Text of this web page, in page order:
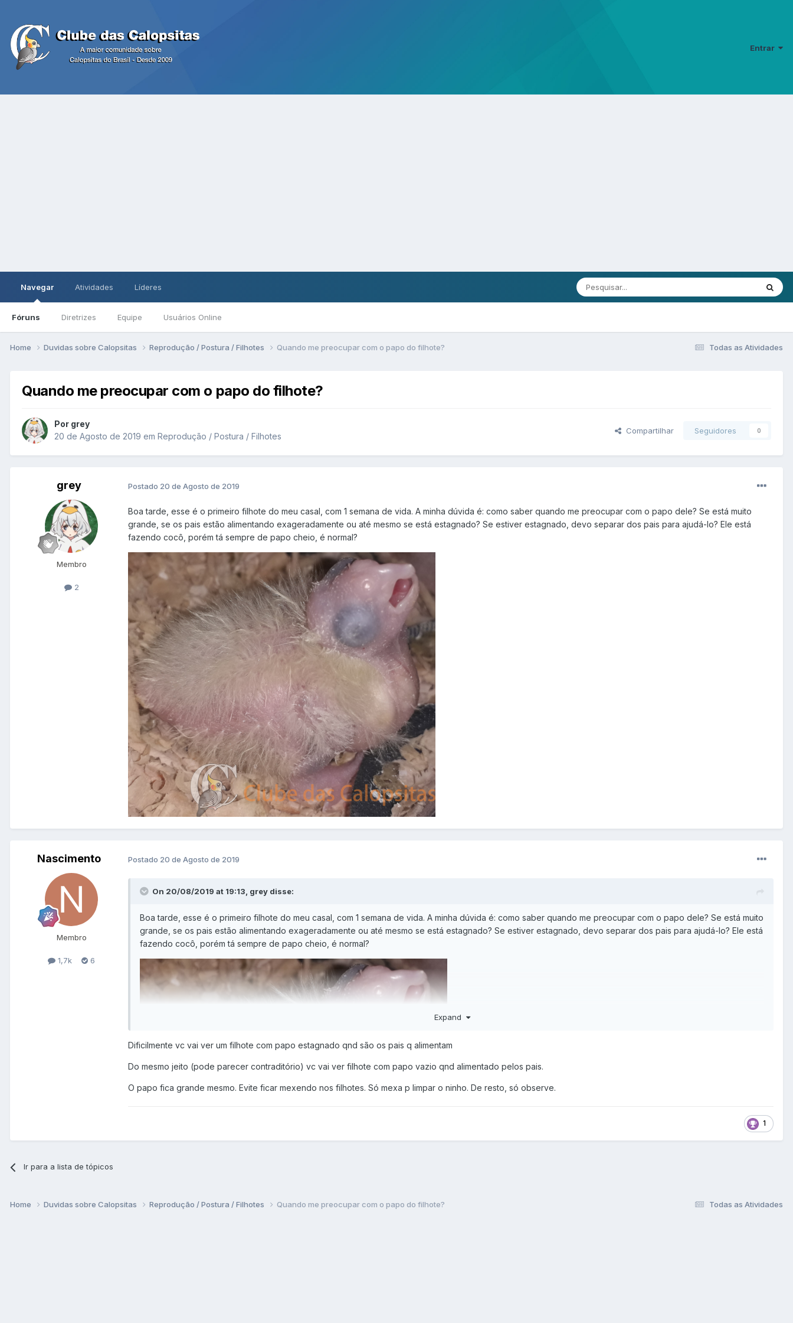
Entrar
Navegar
Fóruns Diretrizes Equipe Usuários Online
Atividades Líderes
Todas as Atividades
Home Duvidas sobre Calopsitas Reprodução / Postura / Filhotes Quando me preocupar com o papo do filhote?
Quando me preocupar com o papo do filhote?
Por grey
20 de Agosto de 2019 em Reprodução / Postura / Filhotes
Compartilhar Seguidores 0
grey
Membro
2
Postado 20 de Agosto de 2019
Boa tarde, esse é o primeiro filhote do meu casal, com 1 semana de vida. A minha dúvida é: como saber quando me preocupar com o papo dele? Se está muito
grande, se os pais estão alimentando exageradamente ou até mesmo se está estagnado? Se estiver estagnado, devo separar dos pais para ajudá-lo? Ele está
fazendo cocô, porém tá sempre de papo cheio, é normal?
Nascimento
Membro
1,7k 6
Postado 20 de Agosto de 2019
On 20/08/2019 at 19:13, grey disse:
Boa tarde, esse é o primeiro filhote do meu casal, com 1 semana de vida. A minha dúvida é: como saber quando me preocupar com o papo dele? Se está muito
grande, se os pais estão alimentando exageradamente ou até mesmo se está estagnado? Se estiver estagnado, devo separar dos pais para ajudá-lo? Ele está
fazendo cocô, porém tá sempre de papo cheio, é normal?
Expand
Dificilmente vc vai ver um filhote com papo estagnado qnd são os pais q alimentam
Do mesmo jeito (pode parecer contraditório) vc vai ver filhote com papo vazio qnd alimentado pelos pais.
O papo fica grande mesmo. Evite ficar mexendo nos filhotes. Só mexa p limpar o ninho. De resto, só observe.
1
Ir para a lista de tópicos
Todas as Atividades
Home Duvidas sobre Calopsitas Reprodução / Postura / Filhotes Quando me preocupar com o papo do filhote?